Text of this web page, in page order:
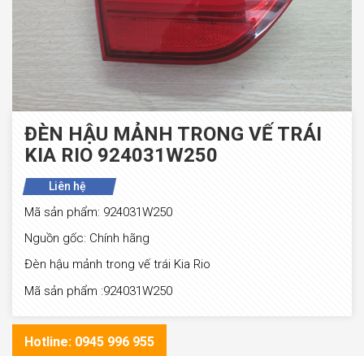
ĐÈN HẬU MẢNH TRONG VẾ TRÁI
KIA RIO 924031W250
Liên hệ
Mã sản phẩm: 924031W250
Nguồn gốc: Chính hãng
Đèn hậu mảnh trong vế trái Kia Rio
Mã sản phẩm :924031W250
Hotline: 0945 996 955